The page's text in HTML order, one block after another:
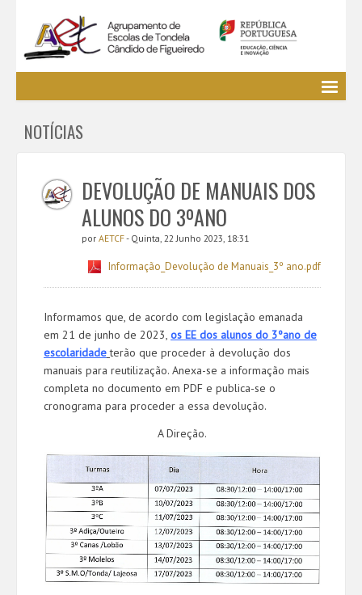
EE / Alunos
Cursos Profissionais
Bibliotecas
Media AETCF
Legislação
Utilizador não identificado. (
NOTÍCIAS
DEVOLUÇÃO DE MANUAIS DOS
ALUNOS DO 3ºANO
por AETCF- Quinta, 22 Junho 2023, 18:31
Informação_Devolução de Manuais_3º ano.pdf
Informamos que, de acordo com legislação emanada
em 21 de junho de 2023, os EE dos alunos do 3ºano de
escolaridade terão que proceder à devolução dos
manuais para reutilização. Anexa-se a informação mais
completa no documento em PDF e publica-se o
cronograma para proceder a essa devolução.
A Direção.